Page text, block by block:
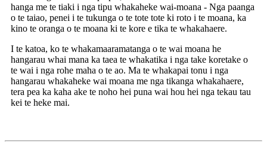
hanga me te tiaki i nga tipu whakaheke wai-moana - Nga paanga
o te taiao, penei i te tukunga o te tote tote ki roto i te moana, ka
kino te oranga o te moana ki te kore e tika te whakahaere.
I te katoa, ko te whakamaaramatanga o te wai moana he
hangarau whai mana ka taea te whakatika i nga take koretake o
te wai i nga rohe maha o te ao. Ma te whakapai tonu i nga
hangarau whakaheke wai moana me nga tikanga whakahaere,
tera pea ka kaha ake te noho hei puna wai hou hei nga tekau tau
kei te heke mai.